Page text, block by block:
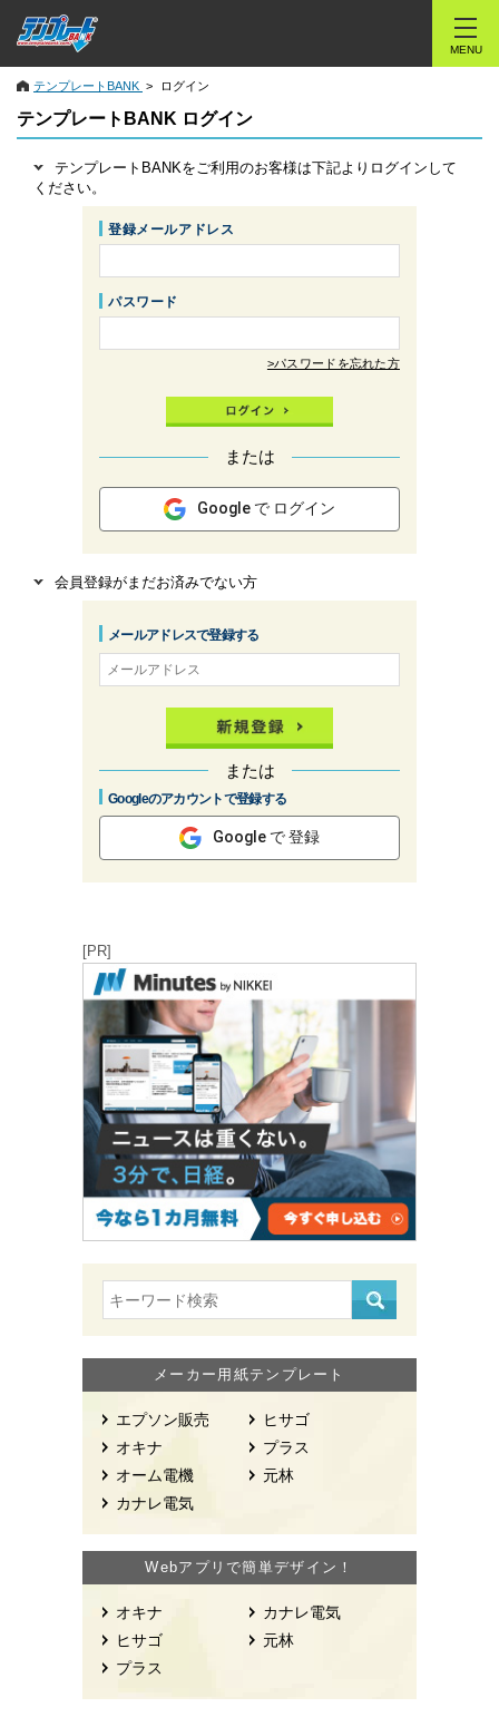
MENU
テンプレートBANK ログイン
テンプレートBANK ログイン
テンプレートBANKをご利用のお客様は下記よりログインして
ください。
登録メールアドレス
パスワード
>パスワードを忘れた方
または
Google で ログイン
会員登録がまだお済みでない方
メールアドレスで登録する
または
Googleのアカウントで登録する
Google で 登録
[PR]
メーカー用紙テンプレート
エプソン販売
オキナ
オーム電機
カナレ電気
ヒサゴ
プラス
元林
Webアプリで簡単デザイン！
オキナ
ヒサゴ
プラス
カナレ電気
元林